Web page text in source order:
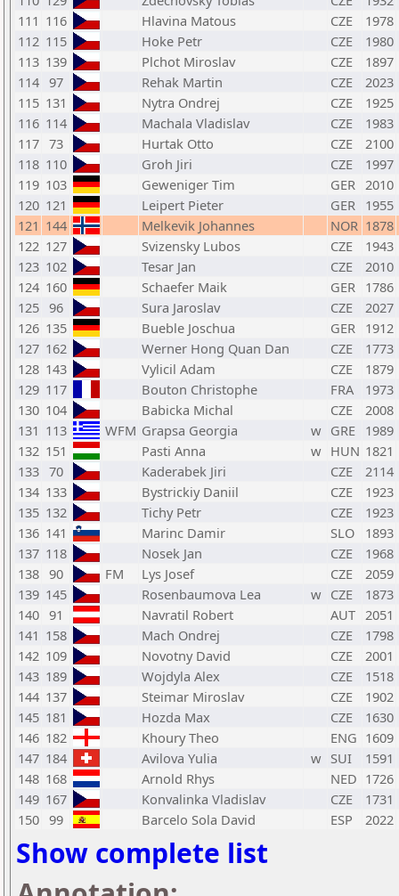
111 116 Hlavina Matous CZE
1978
112 115 Hoke Petr CZE
1980
113 139 Plchot Miroslav CZE
1897
114 97 Rehak Martin CZE
2023
115 131 Nytra Ondrej CZE
1925
116 114 Machala Vladislav CZE
1983
117 73 Hurtak Otto CZE
2100
118 110 Groh Jiri CZE
1997
119 103 Geweniger Tim GER 2010
120 121 Leipert Pieter GER 1955
121 144 Melkevik Johannes NOR 1878
122 127 Svizensky Lubos CZE
1943
123 102 Tesar Jan CZE
2010
124 160 Schaefer Maik GER 1786
125 96 Sura Jaroslav CZE
2027
126 135 Bueble Joschua GER 1912
127 162 Werner Hong Quan Dan CZE
1773
128 143 Vylicil Adam CZE
1879
129 117 Bouton Christophe FRA
1973
130 104 Babicka Michal CZE
2008
131 113 WFM Grapsa Georgia w GRE 1989
132 151 Pasti Anna w HUN 1821
133 70 Kaderabek Jiri CZE
2114
134 133 Bystrickiy Daniil CZE
1923
135 132 Tichy Petr CZE
1923
136 141 Marinc Damir SLO
1893
137 118 Nosek Jan CZE
1968
138 90 FM Lys Josef CZE
2059
139 145 Rosenbaumova Lea w CZE
1873
140 91 Navratil Robert AUT 2051
141 158 Mach Ondrej CZE
1798
142 109 Novotny David CZE
2001
143 189 Wojdyla Alex CZE
1518
144 137 Steimar Miroslav CZE
1902
145 181 Hozda Max CZE
1630
146 182 Khoury Theo ENG 1609
147 184 Avilova Yulia w SUI
1591
148 168 Arnold Rhys NED 1726
149 167 Konvalinka Vladislav CZE
1731
150 99 Barcelo Sola David ESP 2022
Show complete list